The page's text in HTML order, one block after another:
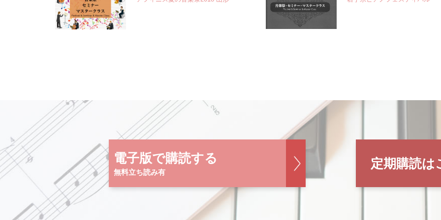
電子版で購読する
無料立ち読み有
定期購読は